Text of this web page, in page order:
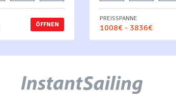
ÖFFNEN
PREISSPANNE
1008€ - 3836€